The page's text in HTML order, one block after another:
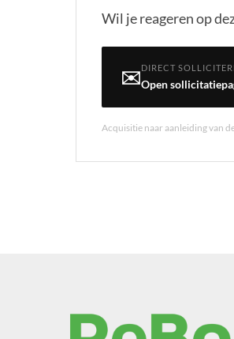
Wil je reageren op
✉️DIRECT
Open
Acquisitie naar aanleiding van